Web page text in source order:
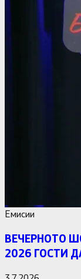
Емисии
ВЕЧЕРНОТО
2026 ГОСТИ